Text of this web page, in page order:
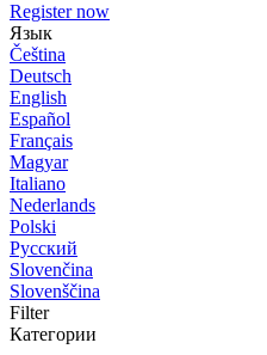
Register now
Язык
Čeština
Deutsch
English
Español
Français
Magyar
Italiano
Nederlands
Polski
Русский
Slovenčina
Slovenščina
Filter
Категории